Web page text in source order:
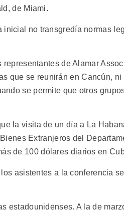
de Miami.
inicial no transgredía normas
de Alamar
que se reunirán en Cancún, ni
se permite que otros
la visita de un día a La
Extranjeros del
de 100 dólares diarios en
asistentes a la conferencia
estadounidenses. A la de